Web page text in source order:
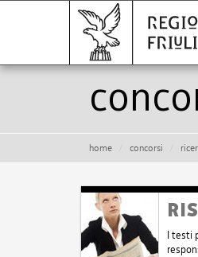
home concorsi
I testi